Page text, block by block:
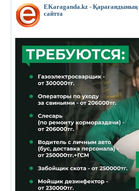
EKaraganda.kz - Қарағандының
сайтта